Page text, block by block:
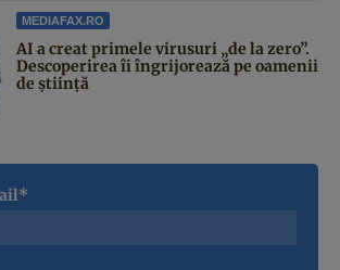
MEDIAFAX.RO
AI a creat primele virusuri „de la zero”.
Descoperirea îi îngrijorează pe oamenii
de știință